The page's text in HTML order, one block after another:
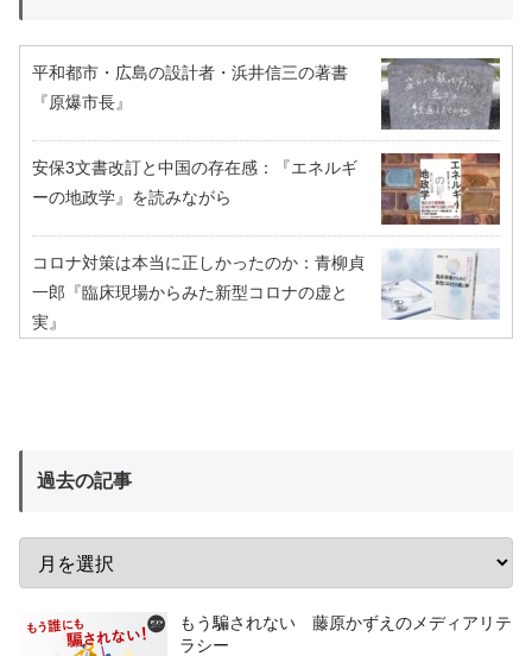
平和都市・広島の設計者・浜井信三の著書
『原爆市長』
安保3文書改訂と中国の存在感：『エネルギ
ーの地政学』を読みながら
コロナ対策は本当に正しかったのか：青柳貞
一郎『臨床現場からみた新型コロナの虚と
実』
過去の記事
もう騙されない 藤原かずえのメディアリテ
ラシー